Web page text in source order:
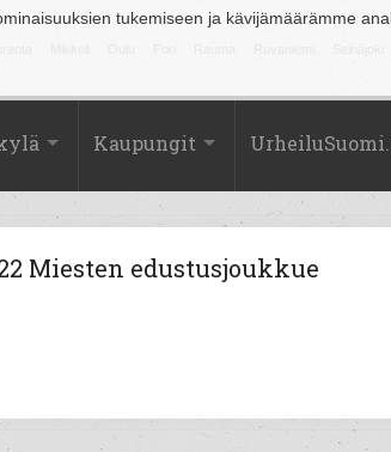
tukemiseen ja kävijämäärämme
Kaupungit
Miesten edustusjoukkue